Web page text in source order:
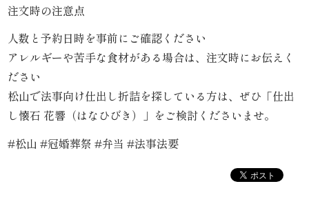
せ
ス
タ
ッ
フ
注文時の注意点
人数と予約日時を事前にご確認ください
アレルギーや苦手な食材がある場合は、注文時にお伝えく
ださい
松山で法事向け仕出し折詰を探している方は、ぜひ「仕出
し懐石 花響（はなひびき）」をご検討くださいませ。
#松山 #冠婚葬祭 #弁当 #法事法要